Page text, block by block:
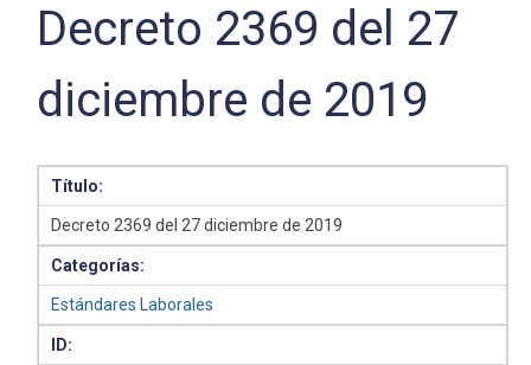
Decreto 2369 del 27
diciembre de 2019
Título:
Decreto 2369 del 27 diciembre de 2019
Categorías:
Estándares Laborales
ID: